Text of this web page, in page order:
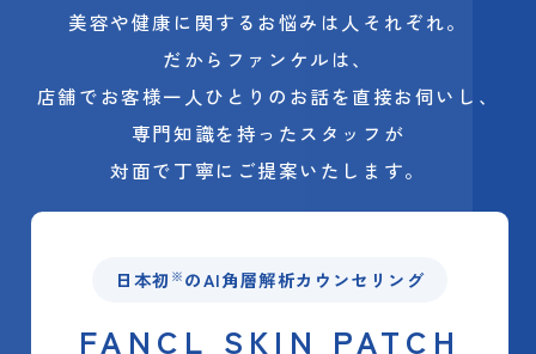
美容や健康に関するお悩みは人それぞれ。
だからファンケルは、
店舗でお客様一人ひとりのお話を直接お伺いし、
専門知識を持ったスタッフが
対面で丁寧にご提案いたします。
日本初 ※ のAI角層解析カウンセリング
FANCL SKIN PATCH